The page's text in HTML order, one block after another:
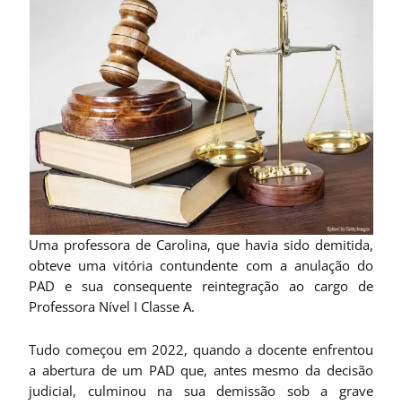
Uma professora de Carolina, que havia sido demitida,
obteve uma vitória contundente com a anulação do
PAD e sua consequente reintegração ao cargo de
Professora Nível I Classe A.
Tudo começou em 2022, quando a docente enfrentou
a abertura de um PAD que, antes mesmo da decisão
judicial, culminou na sua demissão sob a grave